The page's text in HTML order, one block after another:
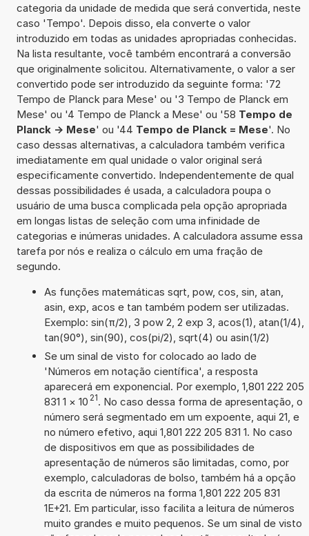
categoria da unidade de medida que será convertida, neste
caso 'Tempo'. Depois disso, ela converte o valor
introduzido em todas as unidades apropriadas conhecidas.
Na lista resultante, você também encontrará a conversão
que originalmente solicitou. Alternativamente, o valor a ser
convertido pode ser introduzido da seguinte forma: '72
Tempo de Planck para Mese' ou '3 Tempo de Planck em
Mese' ou '4 Tempo de Planck a Mese' ou '58 Tempo de
Planck -> Mese' ou '44 Tempo de Planck = Mese'. No
caso dessas alternativas, a calculadora também verifica
imediatamente em qual unidade o valor original será
especificamente convertido. Independentemente de qual
dessas possibilidades é usada, a calculadora poupa o
usuário de uma busca complicada pela opção apropriada
em longas listas de seleção com uma infinidade de
categorias e inúmeras unidades. A calculadora assume essa
tarefa por nós e realiza o cálculo em uma fração de
segundo.
As funções matemáticas sqrt, pow, cos, sin, atan,
asin, exp, acos e tan também podem ser utilizadas.
Exemplo: sin(π/2), 3 pow 2, 2 exp 3, acos(1), atan(1/4),
tan(90°), sin(90), cos(pi/2), sqrt(4) ou asin(1/2)
Se um sinal de visto for colocado ao lado de
'Números em notação científica', a resposta
aparecerá em exponencial. Por exemplo, 1,801 222 205
831 1 × 10 21. No caso dessa forma de apresentação, o
número será segmentado em um expoente, aqui 21, e
no número efetivo, aqui 1,801 222 205 831 1. No caso
de dispositivos em que as possibilidades de
apresentação de números são limitadas, como, por
exemplo, calculadoras de bolso, também há a opção
da escrita de números na forma 1,801 222 205 831
1E+21. Em particular, isso facilita a leitura de números
muito grandes e muito pequenos. Se um sinal de visto